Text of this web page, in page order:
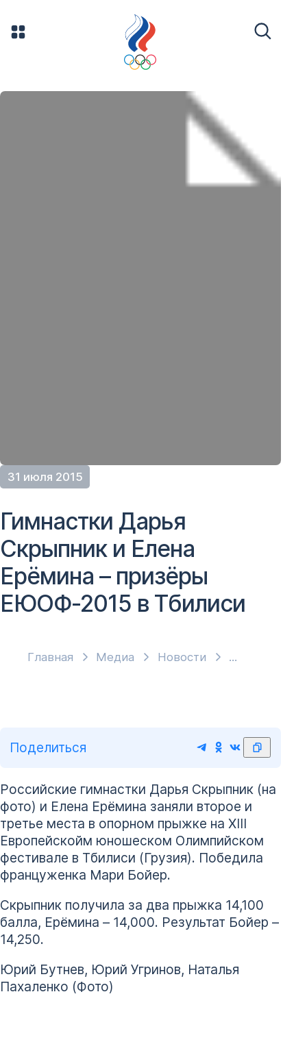
31 июля 2015
Главная Медиа Новости
Гимнастки Дарья
Скрыпник и Елена
Ерёмина – призёры
ЕЮОФ-2015 в Тбилиси
Поделиться
Российские гимнастки Дарья Скрыпник (на
фото) и Елена Ерёмина заняли второе и
третье места в опорном прыжке на XIII
Европейскойм юношеском Олимпийском
фестивале в Тбилиси (Грузия). Победила
француженка Мари Бойер.
Скрыпник получила за два прыжка 14,100
балла, Ерёмина – 14,000. Результат Бойер –
14,250.
Юрий Бутнев, Юрий Угринов, Наталья
Пахаленко (Фото)